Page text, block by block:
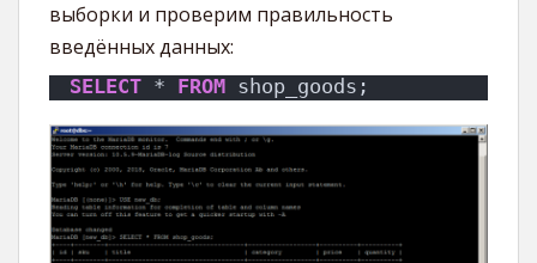
выборки и проверим правильность
введённых данных:
SELECT * FROM shop_goods;